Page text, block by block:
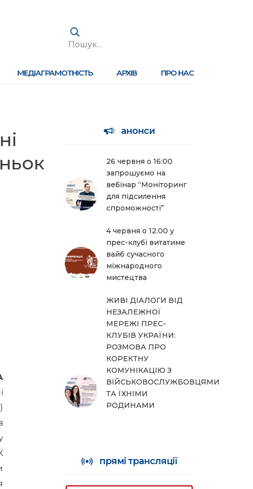
МЕДІАГРАМОТНІСТЬ АРХІВ ПРО НАС
анонси
26 червня о 16:00
запрошуємо на
вебінар “Моніторинг
для підсилення
спроможності”
4 червня о 12.00 у
прес-клубі витатиме
вайб сучасного
міжнародного
мистецтва
ЖИВІ ДІАЛОГИ ВІД
НЕЗАЛЕЖНОЇ
МЕРЕЖІ ПРЕС-
КЛУБІВ УКРАЇНИ:
РОЗМОВА ПРО
КОРЕКТНУ
КОМУНІКАЦІЮ З
ВІЙСЬКОВОСЛУЖБОВЦЯМИ
ТА ЇХНІМИ
РОДИНАМИ
прямі трансляції